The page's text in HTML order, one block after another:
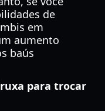
de
em
aumento
baús
para trocar